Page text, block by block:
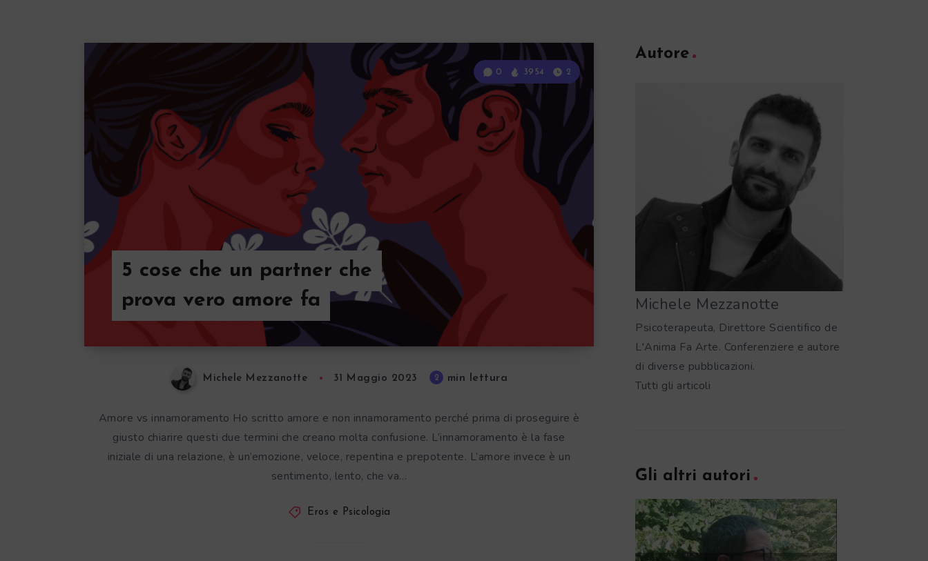
5 cose che un partner che
prova vero amore fa
0 3954 2
Michele Mezzanotte 31 Maggio 2023 2 min lettura
Amore vs innamoramento Ho scritto amore e non innamoramento perché prima di proseguire è
giusto chiarire questi due termini che creano molta confusione. L’innamoramento è la fase
iniziale di una relazione, è un’emozione, veloce, repentina e prepotente. L’amore invece è un
sentimento, lento, che va…
Eros e Psicologia
Autore
Michele Mezzanotte
Psicoterapeuta, Direttore Scientifico de
L'Anima Fa Arte. Conferenziere e autore
di diverse pubblicazioni.
Tutti gli articoli
Gli altri autori